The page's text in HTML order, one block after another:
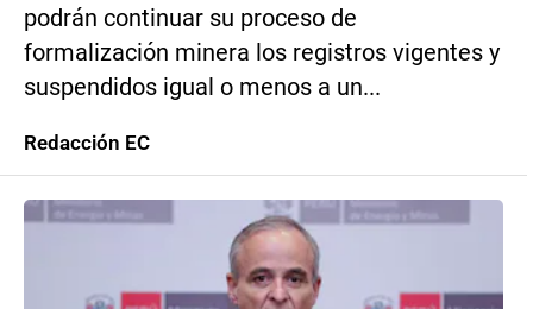
podrán continuar su proceso de
formalización minera los registros vigentes y
suspendidos igual o menos a un...
Redacción EC